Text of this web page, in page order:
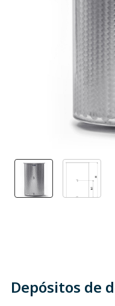
Depósitos de